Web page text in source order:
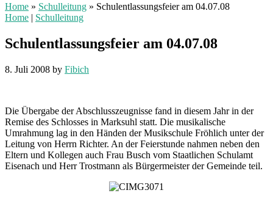
Home » Schulleitung » Schulentlassungsfeier am 04.07.08
Home | Schulleitung
Schulentlassungsfeier am 04.07.08
8. Juli 2008 by Fibich
Die Übergabe der Abschlusszeugnisse fand in diesem Jahr in der
Remise des Schlosses in Marksuhl statt. Die musikalische
Umrahmung lag in den Händen der Musikschule Fröhlich unter der
Leitung von Herrn Richter. An der Feierstunde nahmen neben den
Eltern und Kollegen auch Frau Busch vom Staatlichen Schulamt
Eisenach und Herr Trostmann als Bürgermeister der Gemeinde teil.